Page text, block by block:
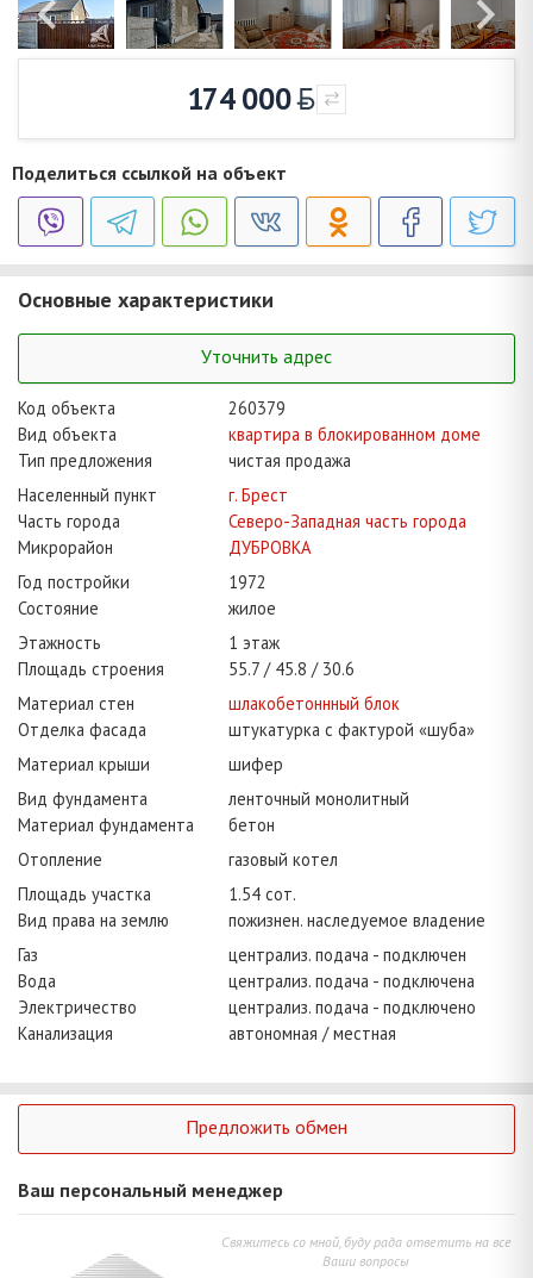
174 000
Поделиться ссылкой на объект
Основные характеристики
Уточнить адрес
Код объекта
260379
Вид объекта
квартира в блокированном доме
Тип предложения
чистая продажа
Населенный пункт
г. Брест
Часть города
Северо-Западная часть города
Микрорайон
ДУБРОВКА
Год постройки
1972
Состояние
жилое
Этажность
1 этаж
Площадь строения
55.7 45.8
30.6
Материал стен
шлакобетоннный блок
Отделка фасада
штукатурка с фактурой «шуба»
Материал крыши
шифер
Вид фундамента
ленточный монолитный
Материал фундамента
бетон
Отопление
газовый котел
Площадь участка
1.54 сот.
Вид права на землю
пожизнен. наследуемое владение
Газ
централиз. подача - подключен
Вода
централиз. подача - подключена
Электричество
централиз. подача - подключено
Канализация
автономная / местная
Предложить обмен
Ваш персональный менеджер
Свяжитесь со мной, буду рада ответить на все
Ваши вопросы